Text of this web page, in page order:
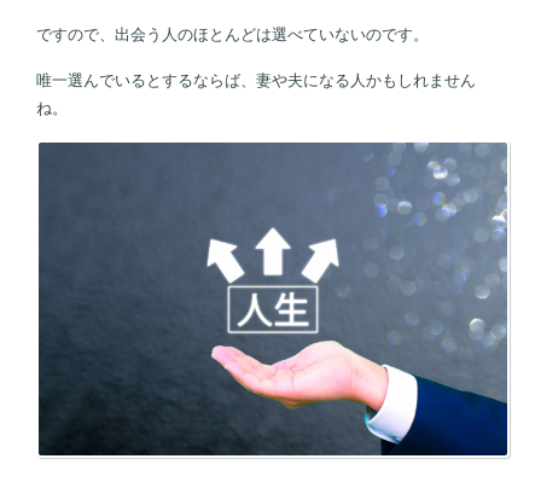
ですので、出会う人のほとんどは選べていないのです。
唯一選んでいるとするならば、妻や夫になる人かもしれません
ね。